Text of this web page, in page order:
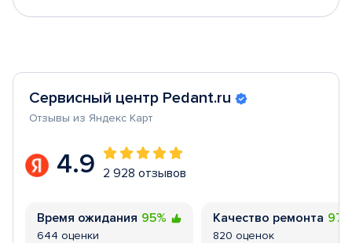
Сервисный центр Pedant.ru
Отзывы из Яндекс Карт
4.9 2 928 отзывов
Время ожидания 95%
644 оценки
Качество ремонта
820 оценок